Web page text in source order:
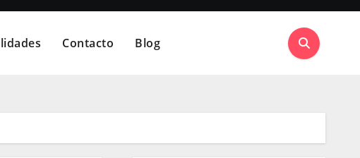
Contacto Blog